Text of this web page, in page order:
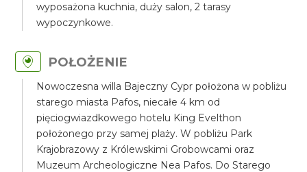
wyposażona kuchnia, duży salon, 2 tarasy
wypoczynkowe.
POŁOŻENIE
Nowoczesna willa Bajeczny Cypr położona w pobliżu
starego miasta Pafos, niecałe 4 km od
pięciogwiazdkowego hotelu King Evelthon
położonego przy samej plaży. W pobliżu Park
Krajobrazowy z Królewskimi Grobowcami oraz
Muzeum Archeologiczne Nea Pafos. Do Starego